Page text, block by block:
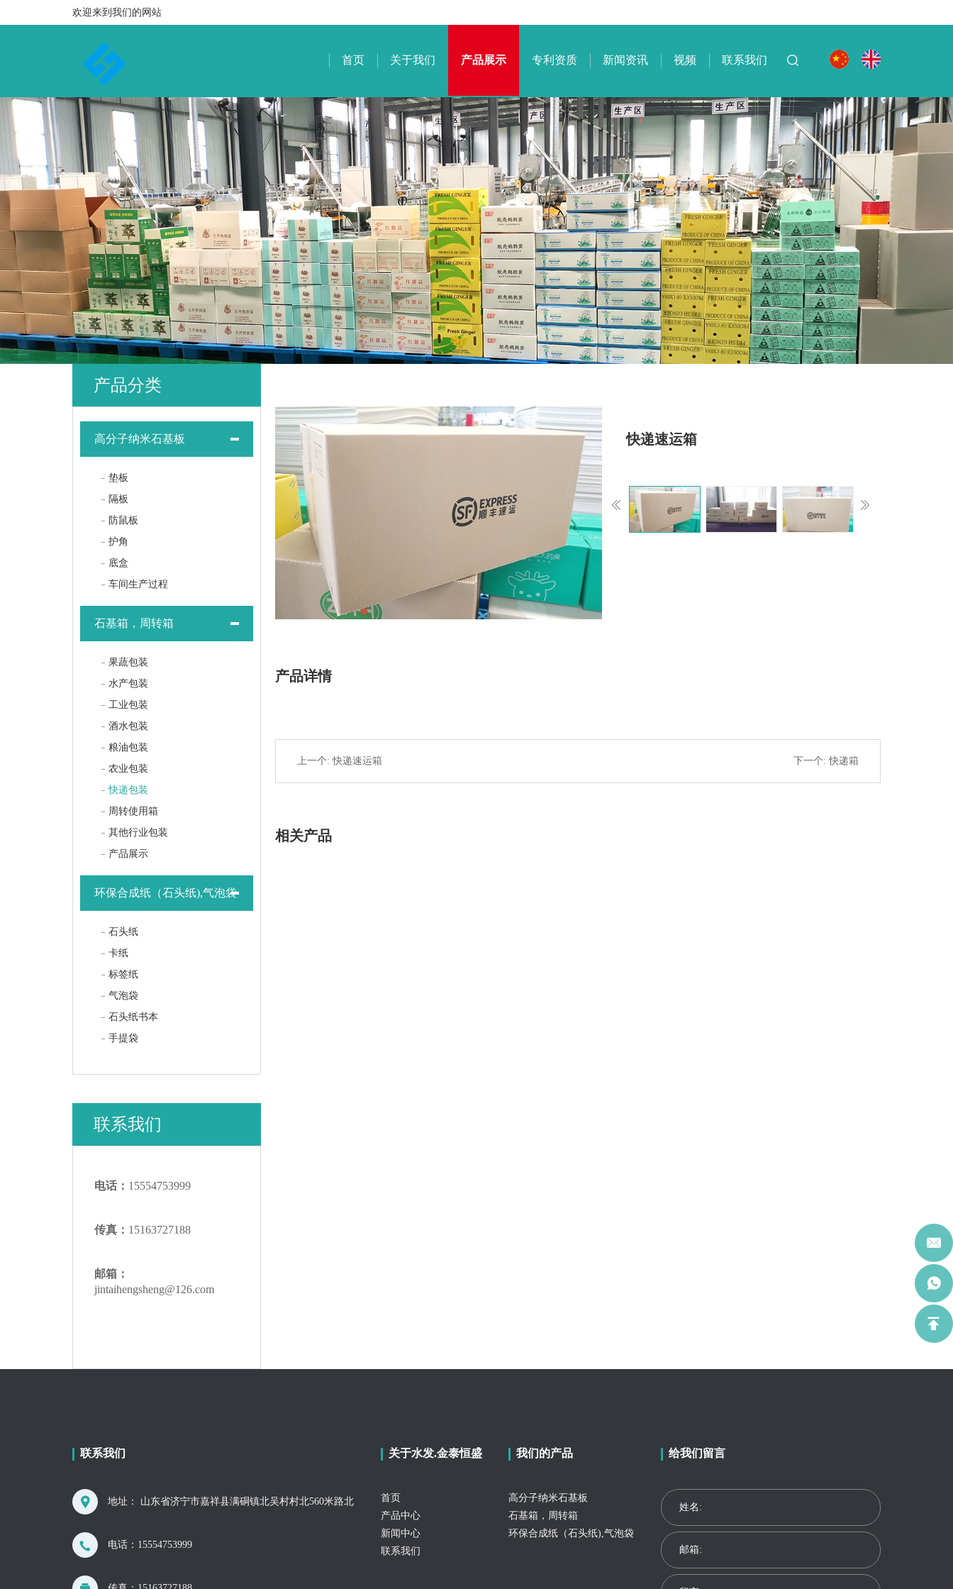
欢迎来到我们的网站
首页 关于我们 产品展示 专利资质 新闻资讯 视频 联系我们
产品分类
高分子纳米石基板
垫板
隔板
防鼠板
护角
底盒
车间生产过程
石基箱，周转箱
果蔬包装
水产包装
工业包装
酒水包装
粮油包装
农业包装
快递包装
周转使用箱
其他行业包装
产品展示
环保合成纸（石头纸),气泡袋
石头纸
卡纸
标签纸
气泡袋
石头纸书本
手提袋
联系我们
电话： 15554753999
传真： 15163727188
邮箱：
jintaihengsheng@126.com
快递速运箱
Previous
产品详情
上一个:快递速运箱 下一个:快递箱
相关产品
联系我们
地址： 山东省济宁市嘉祥县满硐镇北吴村村北560米路北
电话： 15554753999
关于水发.金泰恒盛
首页
产品中心
新闻中心
联系我们
我们的产品
高分子纳米石基板
石基箱，周转箱
环保合成纸（石头纸),气泡袋
给我们留言